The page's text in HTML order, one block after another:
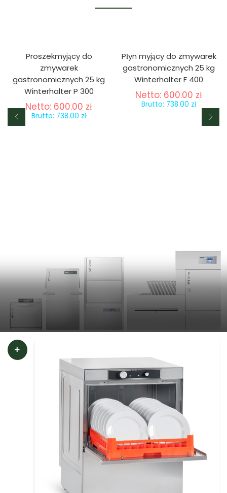
Proszekmyjący do
zmywarek
gastronomicznych 25 kg
Winterhalter P 300
Netto: 600.00 zł
Brutto: 738.00 zł
Płyn myjący do zmywarek
gastronomicznych 25 kg
Winterhalter F 400
Netto: 600.00 zł
Brutto: 738.00 zł